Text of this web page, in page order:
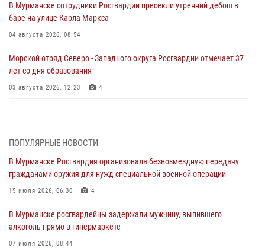
В Мурманске сотрудники Росгвардии пресекли утренний дебош в
баре на улице Карла Маркса
04 августа 2026, 08:54
Морской отряд Северо - Западного округа Росгвардии отмечает 37
лет со дня образования
03 августа 2026, 12:23 4
Сотрудники Росгвардии провели инструктаж по
антитеррористической защищенности для членов избирательных
31 июля 2026, 08:48 3
Сотрудники Росгвардии задержали мужчину, не оплатившего счет в
ПОПУЛЯРНЫЕ НОВОСТИ
В Мурманске Росгвардия организовала безвозмездную передачу
гражданами оружия для нужд специальной военной операции
15 июля 2026, 06:30 4
В Мурманске росгвардейцы задержали мужчину, выпившего
алкоголь прямо в гипермаркете
07 июля 2026, 08:44